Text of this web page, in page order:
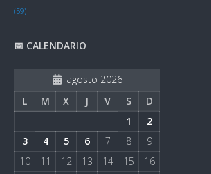
(59)
📅 CALENDARIO
agosto 2026
L
M X J V S
D
1
2
3
4 5 6 7 8
9
10
11 12 13 14 15
16